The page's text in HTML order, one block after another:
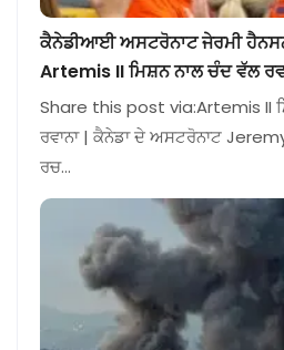
ਕੈਨੇਡੀਆਈ ਅਸਟਰੋਨਾਟ ਜੇਰਮੀ
Artemis II ਮਿਸ਼ਨ ਨਾਲ ਚੰਦ ਵੱਲ
Share this post via:Artemis II
ਰਵਾਨਾ | ਕੈਨੇਡਾ ਦੇ ਅਸਟਰੋਨਾਟ
ਰਚ…